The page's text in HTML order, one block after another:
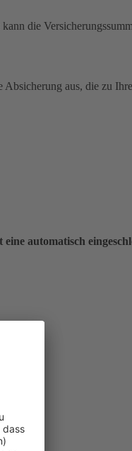
die
aus, die zu
automatisch